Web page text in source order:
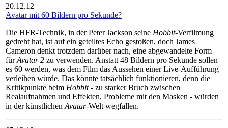
20.12.12
Avatar mit 60 Bildern pro Sekunde?
Die HFR-Technik, in der Peter Jackson seine Hobbit-Verfilmung
gedreht hat, ist auf ein geteiltes Echo gestoßen, doch James
Cameron denkt trotzdem darüber nach, eine abgewandelte Form
fürAvatar 2 zu verwenden. Anstatt 48 Bildern pro Sekunde sollen
es 60 werden, was dem Film das Aussehen einer Live-Aufführung
verleihen würde. Das könnte tatsächlich funktionieren, denn die
Kritikpunkte beim Hobbit- zu starker Bruch zwischen
Realaufnahmen und Effekten, Probleme mit den Masken - würden
in der künstlichen Avatar-Welt wegfallen.